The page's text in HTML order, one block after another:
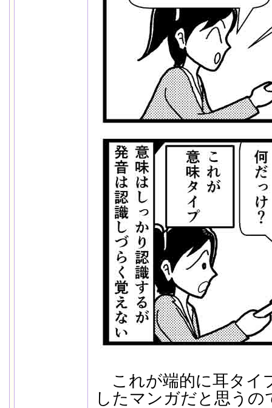
これが端的に耳タイ
したマンガだと思うの